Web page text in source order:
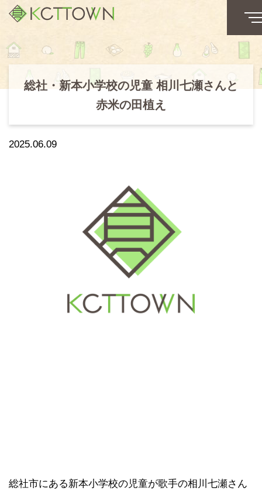
総社・新本小学校の児童 相川七瀬さんと
赤米の田植え
2025.06.09
総社市にある新本小学校の児童が歌手の相川七瀬さん